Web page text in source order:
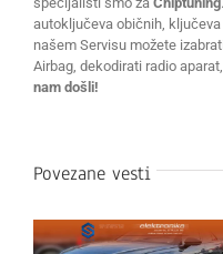
autoključeva običnih,
našem Servisu možete
Airbag, dekodirati radio
nam došli!
Povezane vesti